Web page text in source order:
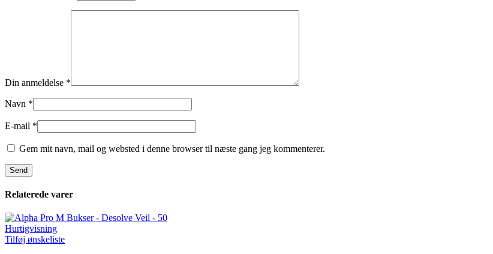
Din anmeldelse *
Navn *
E-mail *
Gem mit navn, mail og websted i denne browser til næste gang jeg kommenterer.
Relaterede varer
Hurtigvisning
Tilføj ønskeliste